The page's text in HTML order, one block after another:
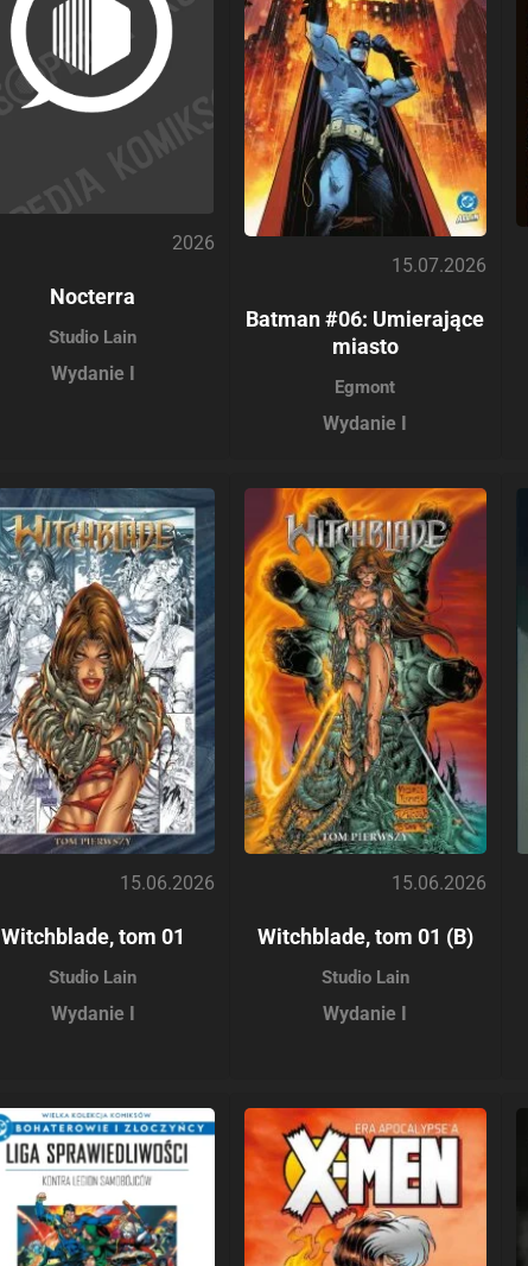
2026
Nocterra
Studio Lain
Wydanie I
15.07.2026
Batman #06: Umierające
miasto
Egmont
Wydanie I
15.06.2026
Witchblade, tom 01
Studio Lain
Wydanie I
15.06.2026
Witchblade, tom 01 (B)
Studio Lain
Wydanie I